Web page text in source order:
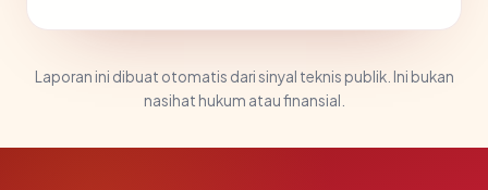
Laporan ini dibuat otomatis dari sinyal teknis publik. Ini bukan
nasihat hukum atau finansial.